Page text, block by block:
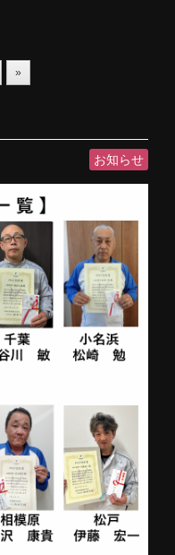
»
お知らせ